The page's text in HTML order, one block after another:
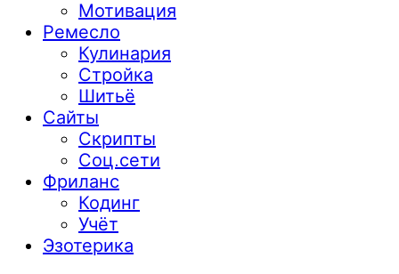
Мотивация
Ремесло
Кулинария
Стройка
Шитьё
Сайты
Скрипты
Соц.сети
Фриланс
Кодинг
Учёт
Эзотерика